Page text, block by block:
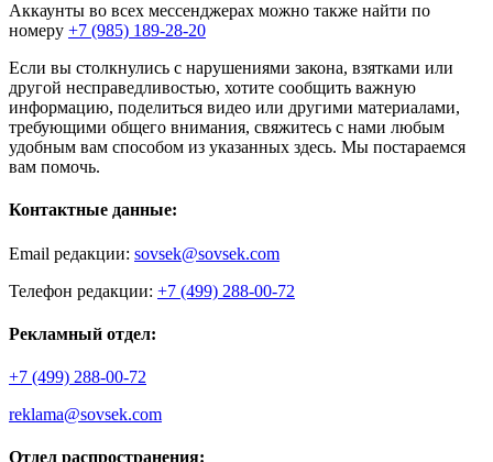
Аккаунты во всех мессенджерах можно также найти по
номеру +7 (985) 189-28-20
Если вы столкнулись с нарушениями закона, взятками или
другой несправедливостью, хотите сообщить важную
информацию, поделиться видео или другими материалами,
требующими общего внимания, свяжитесь с нами любым
удобным вам способом из указанных здесь. Мы постараемся
вам помочь.
Контактные данные:
Email редакции: sovsek@sovsek.com
Телефон редакции: +7 (499) 288-00-72
Рекламный отдел:
+7 (499) 288-00-72
reklama@sovsek.com
Отдел распространения: